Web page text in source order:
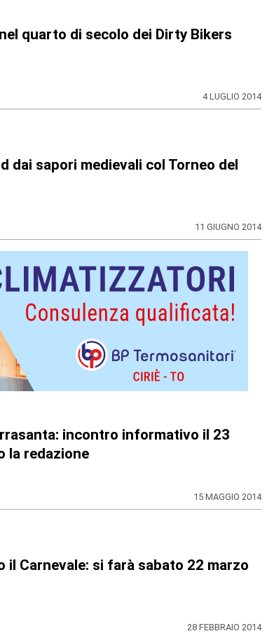
quarto di secolo dei Dirty Bikers
4 LUGLIO 2014
dai sapori medievali col Torneo del
11 GIUGNO 2014
incontro informativo il 23
la redazione
15 MAGGIO 2014
il Carnevale: si farà sabato 22 marzo
28 FEBBRAIO 2014